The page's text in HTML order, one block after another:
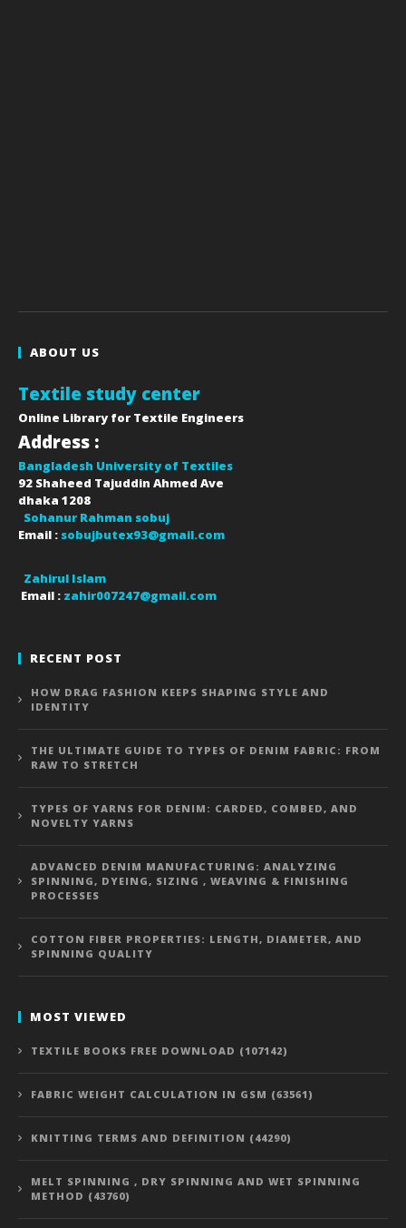
ABOUT US
Textile study center
Online Library for Textile Engineers
Address :
Bangladesh University of Textiles
92 Shaheed Tajuddin Ahmed Ave
dhaka 1208
Sohanur Rahman sobuj
Email : sobujbutex93@gmail.com
Zahirul Islam
Email : zahir007247@gmail.com
RECENT POST
HOW DRAG FASHION KEEPS SHAPING STYLE AND
IDENTITY
THE ULTIMATE GUIDE TO TYPES OF DENIM FABRIC: FROM
RAW TO STRETCH
TYPES OF YARNS FOR DENIM: CARDED, COMBED, AND
NOVELTY YARNS
ADVANCED DENIM MANUFACTURING: ANALYZING
SPINNING, DYEING, SIZING , WEAVING & FINISHING
PROCESSES
COTTON FIBER PROPERTIES: LENGTH, DIAMETER, AND
SPINNING QUALITY
MOST VIEWED
TEXTILE BOOKS FREE DOWNLOAD (107142)
FABRIC WEIGHT CALCULATION IN GSM (63561)
KNITTING TERMS AND DEFINITION (44290)
MELT SPINNING , DRY SPINNING AND WET SPINNING
METHOD (43760)